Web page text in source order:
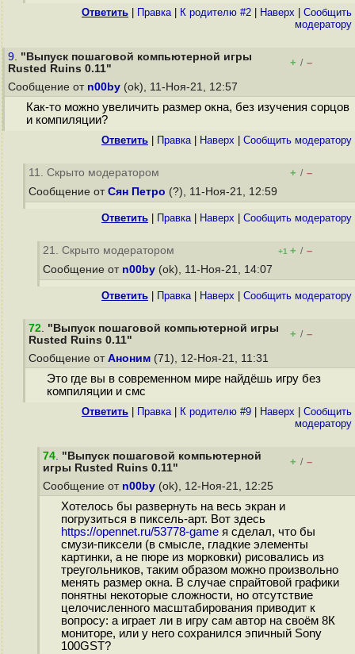
Ответить Правка| К родителю #2 Наверх
Cообщить
модератору
9. "Выпуск пошаговой компьютерной игры
Rusted Ruins 0.11"
+ / –
Сообщение от n00by (ok), 11-Ноя-21, 12:57
Как-то можно увеличить размер окна, без изучения сорцов
и компиляции?
Ответить Правка| Наверх Cообщить модератору
11. Скрыто модератором + / –
Сообщение от Сян Петро (?), 11-Ноя-21, 12:59
Ответить Правка| Наверх Cообщить модератору
21. Скрыто модератором +1 + / –
Сообщение от n00by (ok), 11-Ноя-21, 14:07
Ответить Правка| Наверх Cообщить модератору
72. "Выпуск пошаговой компьютерной игры
Rusted Ruins 0.11"
+ / –
Сообщение от Аноним (71), 12-Ноя-21, 11:31
Это где вы в современном мире найдёшь игру без
компиляции и смс
Ответить Правка| К родителю #9 Наверх
Cообщить
модератору
74. "Выпуск пошаговой компьютерной
игры Rusted Ruins 0.11"
+ / –
Сообщение от n00by (ok), 12-Ноя-21, 12:25
Хотелось бы развернуть на весь экран и
погрузиться в пиксель-арт. Вот здесь
https://opennet.ru/53778-gameя сделал, что бы
смузи-пиксели (в смысле, гладкие элементы
картинки, а не пюре из морковки) рисовались из
треугольников, таким образом можно произвольно
менять размер окна. В случае спрайтовой графики
понятны некоторые сложности, но отсутствие
целочисленного масштабирования приводит к
вопросу: а играет ли в игру сам автор на своём 8К
мониторе, или у него сохранился эпичный Sony
100GST?